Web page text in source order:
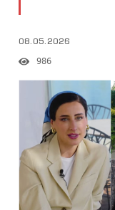
08.05.2026
986